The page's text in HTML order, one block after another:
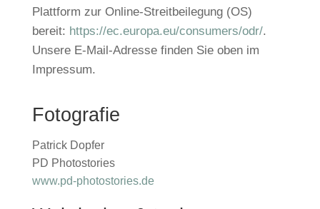
Plattform zur Online-Streitbeilegung (OS)
bereit: https://ec.europa.eu/consumers/odr/.
Unsere E-Mail-Adresse finden Sie oben im
Impressum.
Fotografie
Patrick Dopfer
PD Photostories
www.pd-photostories.de